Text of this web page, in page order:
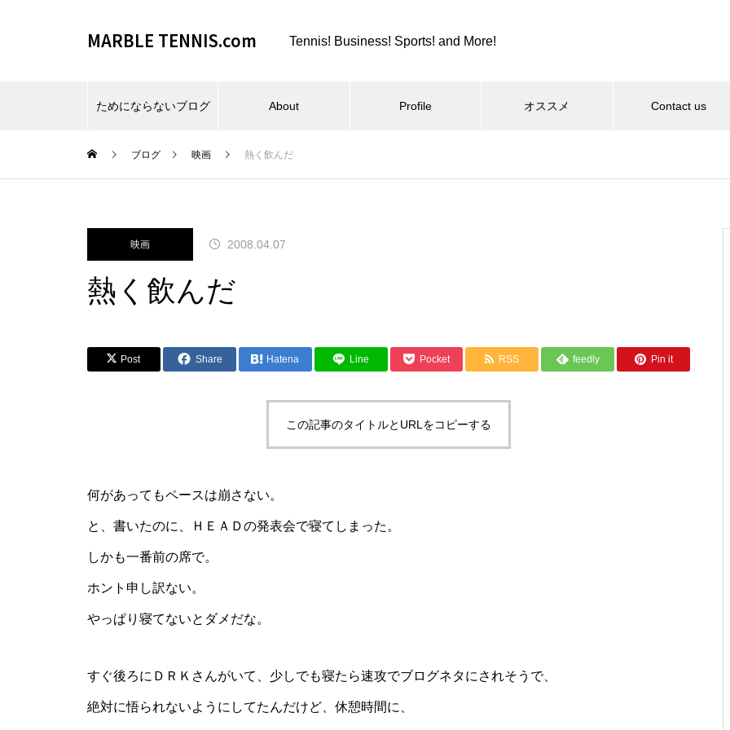
MARBLE TENNIS.com Tennis! Business! Sports! and More!
ためにならないブログ About Profile オススメ Contact us
ビーチスポーツとか、夏とか。
仕事場とか、REC FESTA と
コロンビア８とか、全日本９位
ニュージェネとか、またまた卓
ご購入！とか、SUPとか。
ブログ 映画 熱く飲んだ
映画 2008.04.07
熱く飲んだ
Post Share Hatena Line Pocket RSS feedly Pin it
この記事のタイトルとURLをコピーする
何があってもペースは崩さない。
と、書いたのに、ＨＥＡＤの発表会で寝てしまった。
しかも一番前の席で。
ホント申し訳ない。
やっぱり寝てないとダメだな。
すぐ後ろに ＤＲＫさんがいて、少しでも寝たら速攻でブログネタにされそうで、
絶対に悟られないようにしてたんだけど、休憩時間に、